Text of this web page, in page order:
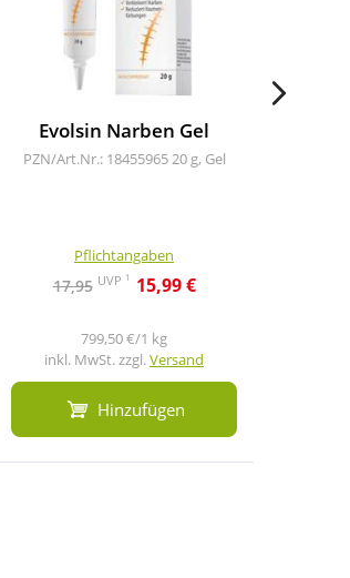
Evolsin Narben Gel
PZN/Art.Nr.: 1845596520 g, Gel
Pflichtangaben
17,95 UVP 1 15,99 €
799,50 €/1 kg
inkl. MwSt. zzgl.Versand
Hinzufügen